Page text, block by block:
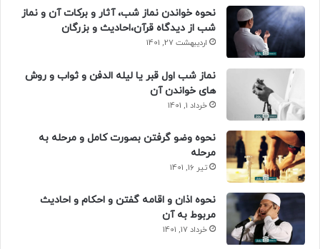
نحوه خواندن نماز شب، آثار و برکات آن و نماز
شب از دیدگاه قرآن،احادیث و بزرگان
اردیبهشت 27, 1401
نماز شب اول قبر یا لیله الدفن و ثواب و روش
های خواندن آن
خرداد 1, 1401
نحوه وضو گرفتن بصورت کامل و مرحله به
مرحله
تیر 16, 1401
نحوه اذان و اقامه گفتن و احکام و احادیث
مربوط به آن
خرداد 17, 1401